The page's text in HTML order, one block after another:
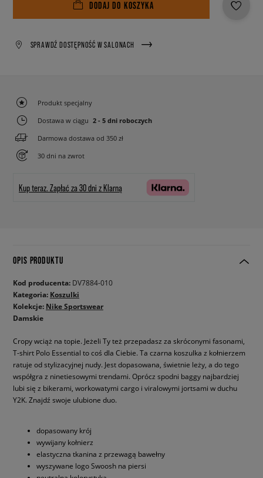
DODAJ DO KOSZYKA
SPRAWDŹ DOSTĘPNOŚĆ W SALONACH
Produkt specjalny
Dostawa w ciągu 2 - 5 dni roboczych
Darmowa dostawa od 350 zł
30 dni na zwrot
Kup teraz. Zapłać za 30 dni z Klarną
OPIS PRODUKTU
Kod producenta: DV7884-010
Kategoria: Koszulki
Kolekcje: Nike Sportswear
Damskie
Cropy wciąż na topie. Jeżeli Ty też przepadasz za skróconymi fasonami,
T-shirt Polo Essential to coś dla Ciebie. Ta czarna koszulka z kołnierzem
ratuje od stylizacyjnej nudy. Jest dopasowana, świetnie leży, a do tego
współgra z ninetiesowymi trendami. Oprócz spodni baggy najbardziej
lubi się z bikerami, workowatymi cargo i viralowymi jortsami w duchu
Y2K. Znajdź swoje ulubione duo.
dopasowany krój
wywijany kołnierz
elastyczna tkanina z przewagą bawełny
wyszywane logo Swoosh na piersi